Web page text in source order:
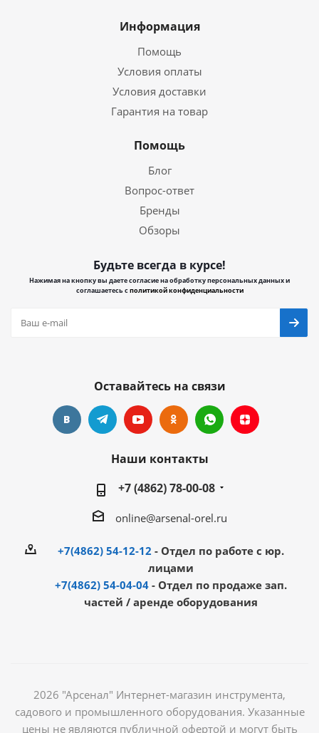
Информация
Помощь
Условия оплаты
Условия доставки
Гарантия на товар
Помощь
Блог
Вопрос-ответ
Бренды
Обзоры
Будьте всегда в курсе!
Нажимая на кнопку вы даете согласие на обработку персональных данных и
соглашаетесь сполитикой конфиденциальности
Оставайтесь на связи
Наши контакты
+7 (4862) 78-00-08
online@arsenal-orel.ru
+7(4862) 54-12-12 - Отдел по работе с юр.
лицами
+7(4862) 54-04-04 - Отдел по продаже зап.
частей / аренде оборудования
2026 "Арсенал" Интернет-магазин инструмента,
садового и промышленного оборудования. Указанные
цены не являются публичной офертой и могут быть